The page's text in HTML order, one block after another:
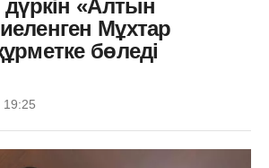
«Алтын
Мұхтар
бөледі
19:25